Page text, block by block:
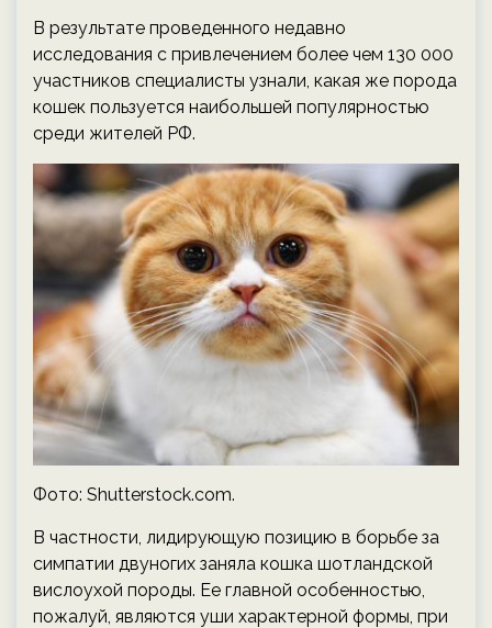
В результате проведенного недавно
исследования с привлечением более чем 130 000
участников специалисты узнали, какая же порода
кошек пользуется наибольшей популярностью
среди жителей РФ.
Фото: Shutterstock.com.
В частности, лидирующую позицию в борьбе за
симпатии двуногих заняла кошка шотландской
вислоухой породы. Ее главной особенностью,
пожалуй, являются уши характерной формы, при